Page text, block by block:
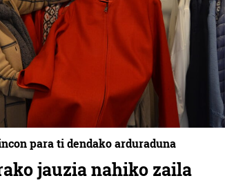
para ti dendako arduraduna
jauzia nahiko zaila